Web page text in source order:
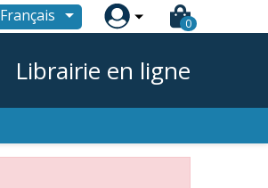
Français  0
Librairie en ligne